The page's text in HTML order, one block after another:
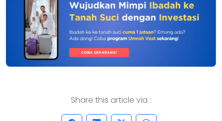
Share this article via :